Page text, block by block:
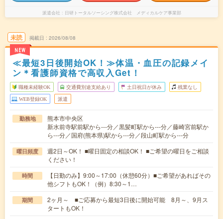
派遣会社 日研トータルソーシング株式会社 メディカルケア事業部
未読
NEW
掲載日 2026/08/08
≪最短3日後開始OK！≫体温・血圧の記録メイ
ン＊看護師資格で高収入Get！
職種未経験OK 交通費別途支給あり 土日祝日が休み 残業なし
WEB登録OK 派遣
勤務地
熊本市中央区
新水前寺駅前駅から---分／黒髪町駅から---分／藤崎宮前駅か
ら---分／国府(熊本県)駅から---分／段山町駅から---分
曜日頻度
週2日～OK！ ■曜日固定の相談OK！ ■ご希望の曜日をご相談
ください！
時間
【日勤のみ】9:00～17:00（休憩60分）■ご希望があればその
他シフトもOK！（例）8:30～1…
期間
2ヶ月～ ■ご応募から最短3日後に開始可能 8月～、9月ス
タートもOK！